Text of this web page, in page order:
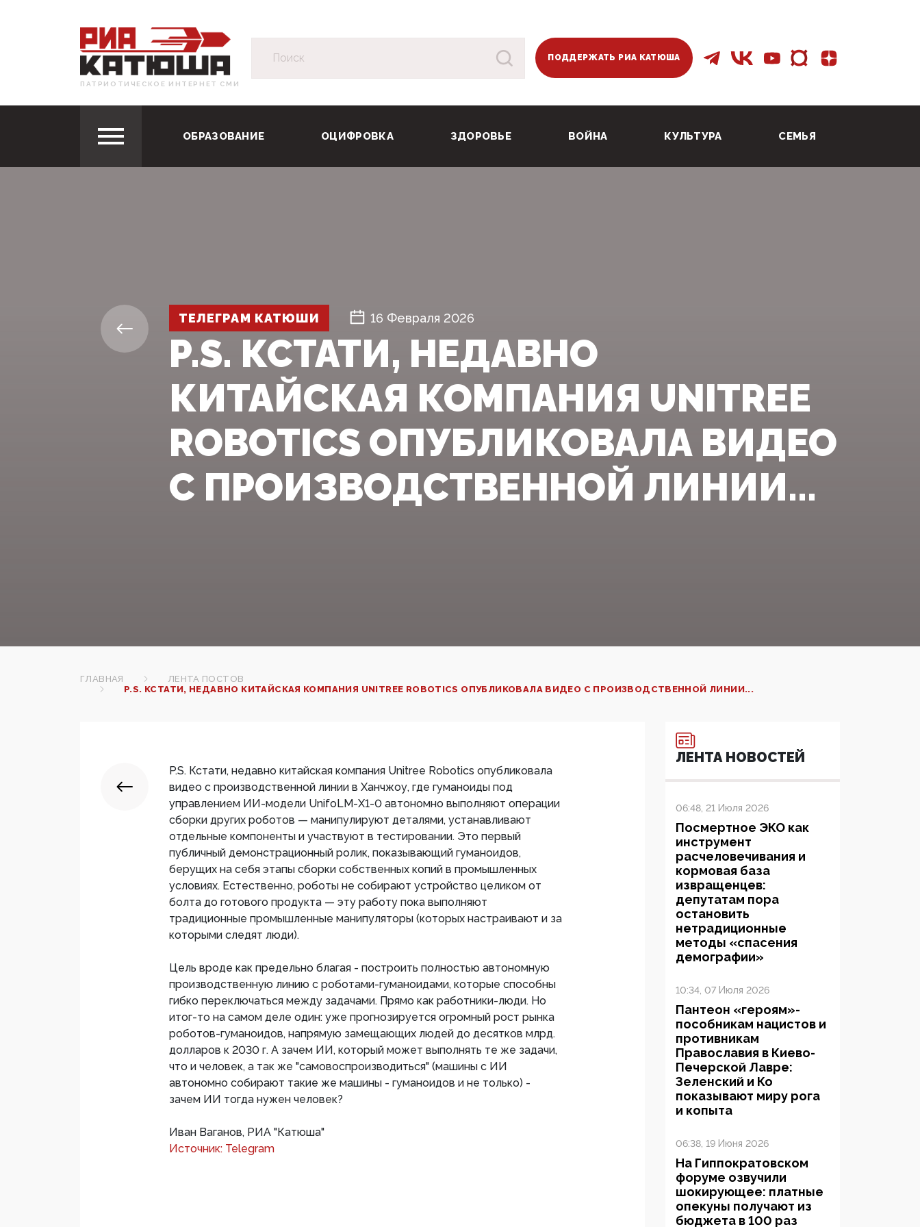
ПАТРИОТИЧЕСКОЕ ИНТЕРНЕТ СМИ
ПОДДЕРЖАТЬ РИА КАТЮША
ОБРАЗОВАНИЕ ОЦИФРОВКА ЗДОРОВЬЕ ВОЙНА КУЛЬТУРА СЕМЬЯ
ТЕЛЕГРАМ КАТЮШИ 16 Февраля 2026
P.S. КСТАТИ, НЕДАВНО
КИТАЙСКАЯ КОМПАНИЯ UNITREE
ROBOTICS ОПУБЛИКОВАЛА ВИДЕО
С ПРОИЗВОДСТВЕННОЙ ЛИНИИ...
ГЛАВНАЯ
ЛЕНТА ПОСТОВ
P.S. КСТАТИ, НЕДАВНО КИТАЙСКАЯ КОМПАНИЯ UNITREE ROBOTICS ОПУБЛИКОВАЛА ВИДЕО С ПРОИЗВОДСТВЕННОЙ ЛИНИИ...
P.S. Кстати, недавно китайская компания Unitree Robotics опубликовала
видео с производственной линии в Ханчжоу, где гуманоиды под
управлением ИИ-модели UnifoLM-X1-0 автономно выполняют операции
сборки других роботов — манипулируют деталями, устанавливают
отдельные компоненты и участвуют в тестировании. Это первый
публичный демонстрационный ролик, показывающий гуманоидов,
берущих на себя этапы сборки собственных копий в промышленных
условиях. Естественно, роботы не собирают устройство целиком от
болта до готового продукта — эту работу пока выполняют
традиционные промышленные манипуляторы (которых настраивают и за
которыми следят люди).
Цель вроде как предельно благая - построить полностью автономную
производственную линию с роботами-гуманоидами, которые способны
гибко переключаться между задачами. Прямо как работники-люди. Но
итог-то на самом деле один: уже прогнозируется огромный рост рынка
роботов-гуманоидов, напрямую замещающих людей до десятков млрд.
долларов к 2030 г. А зачем ИИ, который может выполнять те же задачи,
что и человек, а так же "самовоспроизводиться" (машины с ИИ
автономно собирают такие же машины - гуманоидов и не только) -
зачем ИИ тогда нужен человек?
Иван Ваганов, РИА "Катюша"
Источник: Telegram
ЛЕНТА НОВОСТЕЙ
06:48, 21 Июля 2026
Посмертное ЭКО как
инструмент
расчеловечивания и
кормовая база
извращенцев:
депутатам пора
остановить
нетрадиционные
методы «спасения
демографии»
10:34, 07 Июля 2026
Пантеон «героям»-
пособникам нацистов и
противникам
Православия в Киево-
Печерской Лавре:
Зеленский и Ко
показывают миру рога
и копыта
06:38, 19 Июня 2026
На Гиппократовском
форуме озвучили
шокирующее: платные
опекуны получают из
бюджета в 100 раз